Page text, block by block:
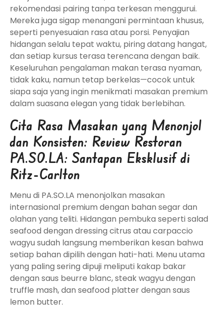
rekomendasi pairing tanpa terkesan menggurui.
Mereka juga sigap menangani permintaan khusus,
seperti penyesuaian rasa atau porsi. Penyajian
hidangan selalu tepat waktu, piring datang hangat,
dan setiap kursus terasa terencana dengan baik.
Keseluruhan pengalaman makan terasa nyaman,
tidak kaku, namun tetap berkelas—cocok untuk
siapa saja yang ingin menikmati masakan premium
dalam suasana elegan yang tidak berlebihan.
Cita Rasa Masakan yang Menonjol
dan Konsisten: Review Restoran
PA.SO.LA: Santapan Eksklusif di
Ritz-Carlton
Menu di PA.SO.LA menonjolkan masakan
internasional premium dengan bahan segar dan
olahan yang teliti. Hidangan pembuka seperti salad
seafood dengan dressing citrus atau carpaccio
wagyu sudah langsung memberikan kesan bahwa
setiap bahan dipilih dengan hati-hati. Menu utama
yang paling sering dipuji meliputi kakap bakar
dengan saus beurre blanc, steak wagyu dengan
truffle mash, dan seafood platter dengan saus
lemon butter.